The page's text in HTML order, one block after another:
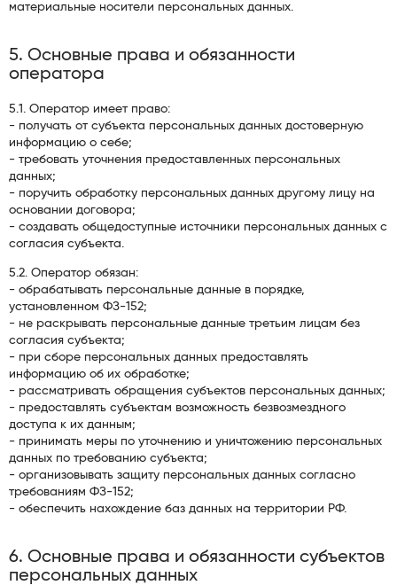
материальные носители персональных данных.
5. Основные права и обязанности
оператора
5.1. Оператор имеет право:
- получать от субъекта персональных данных достоверную
информацию о себе;
- требовать уточнения предоставленных персональных
данных;
- поручить обработку персональных данных другому лицу на
основании договора;
- создавать общедоступные источники персональных данных с
согласия субъекта.
5.2. Оператор обязан:
- обрабатывать персональные данные в порядке,
установленном ФЗ-152;
- не раскрывать персональные данные третьим лицам без
согласия субъекта;
- при сборе персональных данных предоставлять
информацию об их обработке;
- рассматривать обращения субъектов персональных данных;
- предоставлять субъектам возможность безвозмездного
доступа к их данным;
- принимать меры по уточнению и уничтожению персональных
данных по требованию субъекта;
- организовывать защиту персональных данных согласно
требованиям ФЗ-152;
- обеспечить нахождение баз данных на территории РФ.
6. Основные права и обязанности субъектов
персональных данных